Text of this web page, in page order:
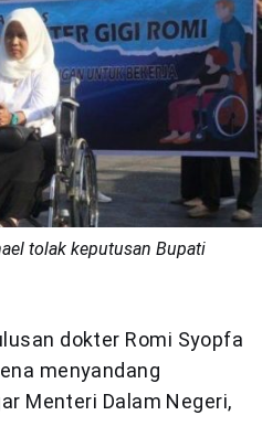
tolak keputusan Bupati
dokter Romi Syopfa
menyandang
Menteri Dalam Negeri,